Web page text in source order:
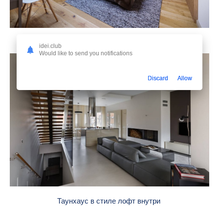
Современный интерьер таунхауса
Таунхаус в стиле лофт внутри
idei.club
Would like to send you notifications
Discard Allow